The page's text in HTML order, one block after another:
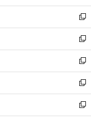
開
く
ウ
で
開
く
ン
ド
ウ
で
開
く
ウ
ィ
ン
ド
ウ
で
開
く
新
し
い
ウ
ィ
ン
ド
ウ
で
開
新
し
い
ウ
ィ
ン
ド
ウ
新
し
い
ウ
ィ
ン
新
し
い
ウ
新
し